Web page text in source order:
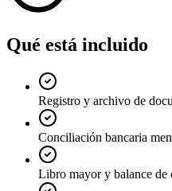
Qué está incluido
Registro y archivo de
Conciliación bancaria
Libro mayor y balance de